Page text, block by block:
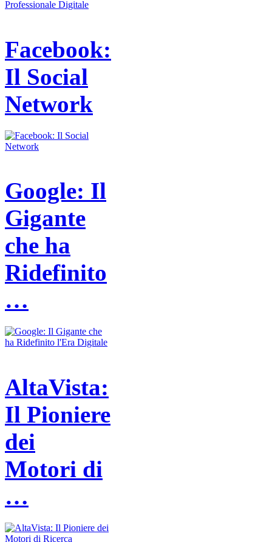
Facebook:
Il Social
Network
Google: Il
Gigante
che ha
Ridefinito
…
AltaVista:
Il Pioniere
dei
Motori di
…